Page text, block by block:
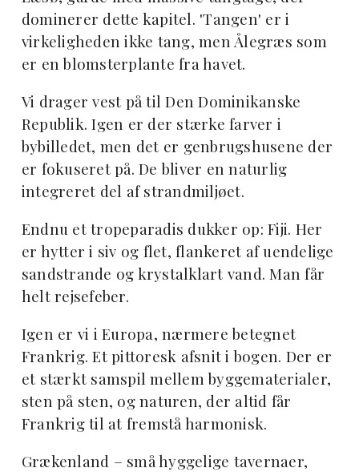
dominerer dette kapitel. 'Tangen' er i
virkeligheden ikke tang, men Ålegræs som
er en blomsterplante fra havet.
Vi drager vest på til Den Dominikanske
Republik. Igen er der stærke farver i
bybilledet, men det er genbrugshusene der
er fokuseret på. De bliver en naturlig
integreret del af strandmiljøet.
Endnu et tropeparadis dukker op: Fiji. Her
er hytter i siv og flet, flankeret af uendelige
sandstrande og krystalklart vand. Man får
helt rejsefeber.
Igen er vi i Europa, nærmere betegnet
Frankrig. Et pittoresk afsnit i bogen. Der er
et stærkt samspil mellem byggematerialer,
sten på sten, og naturen, der altid får
Frankrig til at fremstå harmonisk.
Grækenland – små hyggelige tavernaer,